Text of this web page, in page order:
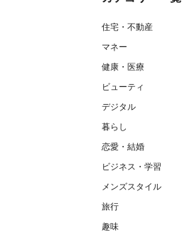
住宅・不動産
マネー
健康・医療
ビューティ
デジタル
暮らし
恋愛・結婚
ビジネス・学習
メンズスタイル
旅行
趣味